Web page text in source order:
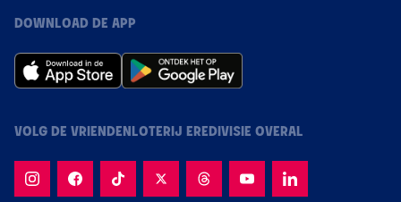
DOWNLOAD DE APP
VOLG DE VRIENDENLOTERIJ EREDIVISIE OVERAL